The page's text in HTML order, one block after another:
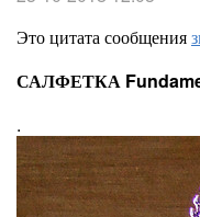
Это цитата сообщения
САЛФЕТКА
.